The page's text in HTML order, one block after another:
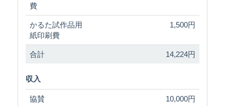
費
かるた試作品用
紙印刷費
1,500円
合計 14,224円
収入
協賛 10,000円